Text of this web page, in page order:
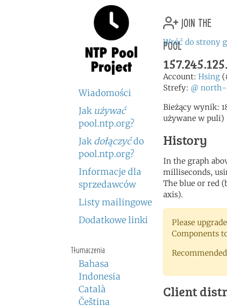
Wiadomości
Jak używać
pool.ntp.org?
Jakdołączyćdo
pool.ntp.org?
Informacje dla
sprzedawców
Listy mailingowe
Dodatkowe linki
Tłumaczenia
Bahasa
Indonesia
Català
Čeština
join the
pool
Wróć do strony
Account: Hsing
Strefy: @ north-
Bieżący wynik:
używane w puli)
History
In the graph
milliseconds,
The blue or red
axis).
Please
Components
Client